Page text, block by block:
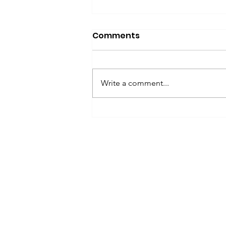
Comments
Write a comment...